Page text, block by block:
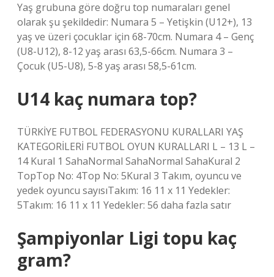
Yaş grubuna göre doğru top numaraları genel
olarak şu şekildedir: Numara 5 – Yetişkin (U12+), 13
yaş ve üzeri çocuklar için 68-70cm. Numara 4 – Genç
(U8-U12), 8-12 yaş arası 63,5-66cm. Numara 3 –
Çocuk (U5-U8), 5-8 yaş arası 58,5-61cm.
U14 kaç numara top?
TÜRKİYE FUTBOL FEDERASYONU KURALLARI YAŞ
KATEGORİLERİ FUTBOL OYUN KURALLARI L – 13 L –
14 Kural 1 SahaNormal SahaNormal SahaKural 2
TopTop No: 4Top No: 5Kural 3 Takım, oyuncu ve
yedek oyuncu sayısıTakım: 16 11 x 11 Yedekler:
5Takım: 16 11 x 11 Yedekler: 56 daha fazla satır
Şampiyonlar Ligi topu kaç
gram?